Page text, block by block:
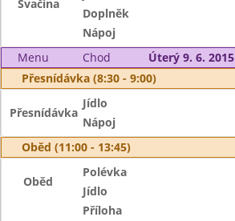
Svačina
Doplněk
Nápoj
Menu
Chod
Úterý 9. 6. 2015
Přesnídávka (8:30 - 9:00)
Přesnídávka
Jídlo
Nápoj
Oběd (11:00 - 13:45)
Oběd
Polévka
Jídlo
Příloha